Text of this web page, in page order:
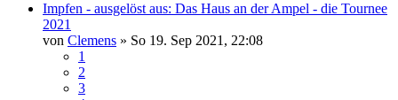
Impfen - ausgelöst aus: Das Haus an der Ampel - die Tournee
2021
von Clemens » So 19. Sep 2021, 22:08
1
2
3